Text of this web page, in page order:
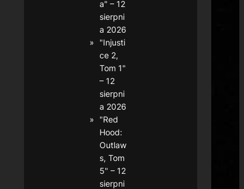
a" – 12
sierpni
a 2026
"Injusti
ce 2,
Tom 1"
– 12
sierpni
a 2026
"Red
Hood:
Outlaw
s, Tom
5" – 12
sierpni